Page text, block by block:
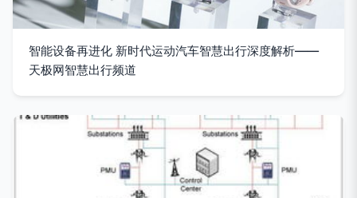
智能设备再进化 新时代运动汽车智慧出行深度解析——
天极网智慧出行频道